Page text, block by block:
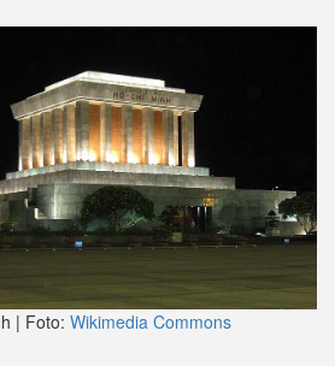
| Foto: Wikimedia Commons